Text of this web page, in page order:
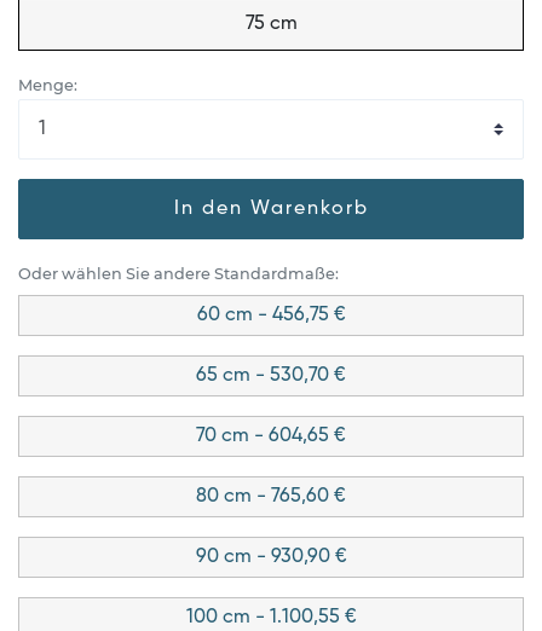
75 cm
Menge:
In den Warenkorb
Oder wählen Sie andere Standardmaße:
60 cm - 456,75 €
65 cm - 530,70 €
70 cm - 604,65 €
80 cm - 765,60 €
90 cm - 930,90 €
100 cm - 1.100,55 €